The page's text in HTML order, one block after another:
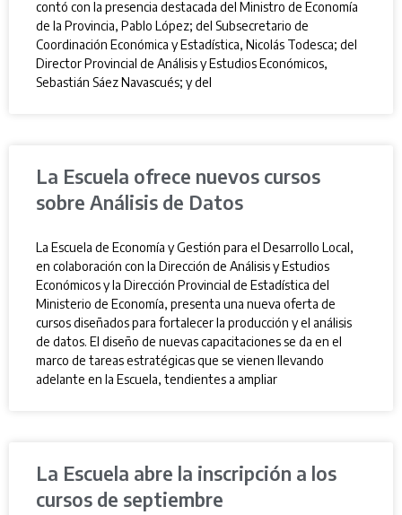
contó con la presencia destacada del Ministro de Economía
de la Provincia, Pablo López; del Subsecretario de
Coordinación Económica y Estadística, Nicolás Todesca; del
Director Provincial de Análisis y Estudios Económicos,
Sebastián Sáez Navascués; y del
La Escuela ofrece nuevos cursos
sobre Análisis de Datos
La Escuela de Economía y Gestión para el Desarrollo Local,
en colaboración con la Dirección de Análisis y Estudios
Económicos y la Dirección Provincial de Estadística del
Ministerio de Economía, presenta una nueva oferta de
cursos diseñados para fortalecer la producción y el análisis
de datos. El diseño de nuevas capacitaciones se da en el
marco de tareas estratégicas que se vienen llevando
adelante en la Escuela, tendientes a ampliar
La Escuela abre la inscripción a los
cursos de septiembre